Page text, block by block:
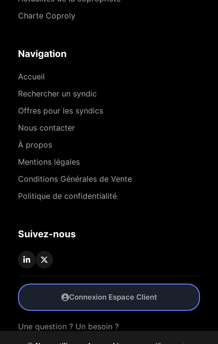
Charte Coproly
Navigation
Accueil
Rechercher un syndic
Offres pour les syndics
Nous contacter
À propos
Mentions légales
Conditions Générales de Vente
Politique de confidentialité
Suivez-nous
Connexion Espace Client
Une question ? Un besoin ?